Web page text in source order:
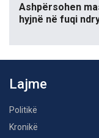
Ashpërsohen
hyjnë në fuqi
Lajme
Politikë
Kronikë